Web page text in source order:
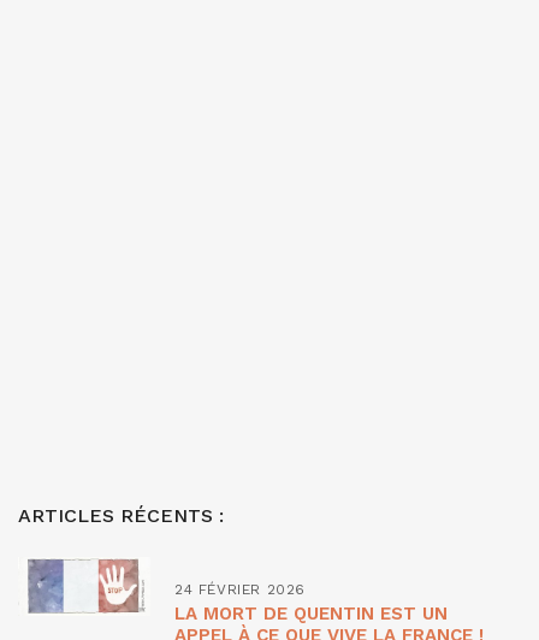
ARTICLES RÉCENTS :
24 FÉVRIER 2026
LA MORT DE QUENTIN EST UN
APPEL À CE QUE VIVE LA FRANCE !